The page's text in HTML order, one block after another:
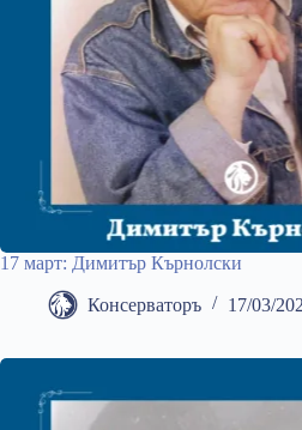
17 март: Димитър Кърнолски
Консерваторъ 17/03/